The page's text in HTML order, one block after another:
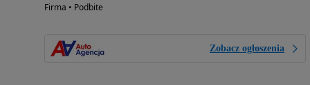
Firma • Podbite
Zobacz ogłoszenia